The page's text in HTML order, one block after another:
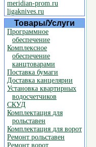
meridian-prom.ru
ligaknives.ru
Товары/Услуги
Программное
обеспечение
Комплексное
обеспечение
канцтоварами
Поставка бумаги
Доставка канцелярии
Установка квартирных
водосчетчиков
СКУД
Комплектация для
рольставен
Комплектация для ворот
Ремонт рольставен
Ремонт ворот